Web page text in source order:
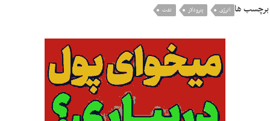
برچسب ها انرژی پترودلار نفت